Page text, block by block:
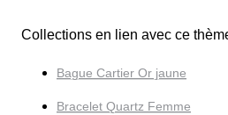
Collections en lien avec ce
Bague Cartier Or jaune
Bracelet Quartz Femme